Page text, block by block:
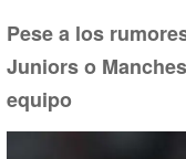
Pese a los
Juniors o
equipo